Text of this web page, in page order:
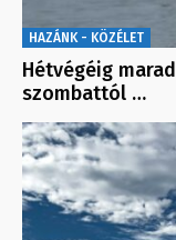
HAZÁNK - KÖZÉLET
Hétvégéig
szombattól …